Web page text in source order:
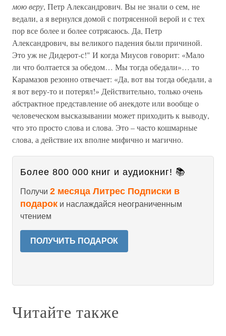
мою веру, Петр Александрович. Вы не знали о сем, не
ведали, а я вернулся домой с потрясенной верой и с тех
пор все более и более сотрясаюсь. Да, Петр
Александрович, вы великого падения были причиной.
Это уж не Дидерот-с!" И когда Миусов говорит: «Мало
ли что болтается за обедом… Мы тогда обедали»… то
Карамазов резонно отвечает: «Да, вот вы тогда обедали, а
я вот веру-то и потерял!» Действительно, только очень
абстрактное представление об анекдоте или вообще о
человеческом высказывании может приходить к выводу,
что это просто слова и слова. Это – часто кошмарные
слова, а действие их вполне мифично и магично.
Более 800 000 книг и аудиокниг! 📚
Получи 2 месяца Литрес Подписки в
подарок и наслаждайся неограниченным
чтением
ПОЛУЧИТЬ ПОДАРОК
Читайте также